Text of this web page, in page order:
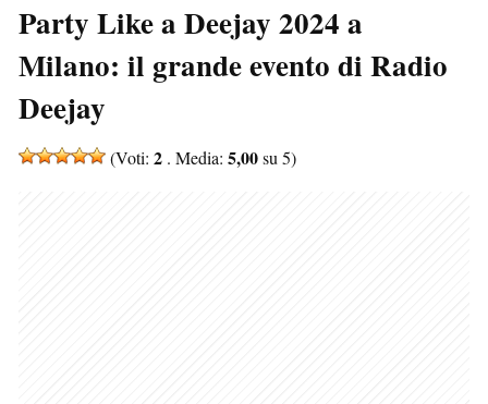
Party Like a Deejay 2024 a
Milano: il grande evento di Radio
Deejay
(Voti: 2 . Media: 5,00su 5)